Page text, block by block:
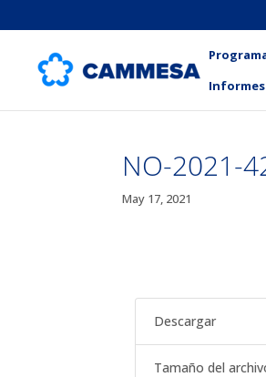
NO-2021-
May 17, 2021
Descargar
Tamaño del